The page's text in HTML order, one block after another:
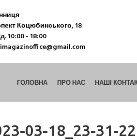
Коцюбинського, 18
10:00 - 18:00
ГОЛОВНА ПРО НАС НАШІ
03-18_23-31-22